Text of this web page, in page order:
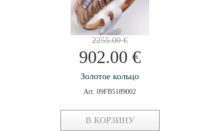
2255.00€
902.00 €
Золотое кольцо
Art: 09FB5189002
В КОРЗИНУ